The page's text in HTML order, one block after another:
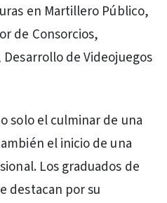
en Martillero Público,
de Consorcios,
de Videojuegos
solo el culminar de una
el inicio de una
Los graduados de
destacan por su